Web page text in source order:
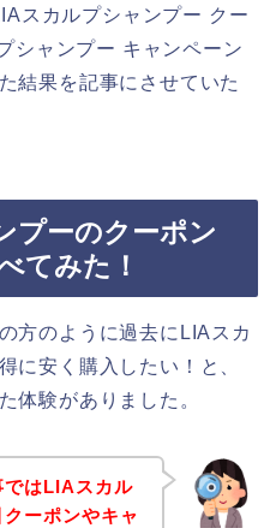
スカルプシャンプー クー
シャンプー キャンペーン
結果を記事にさせていた
プーのクーポン
てみた！
方のように過去にLIAスカ
に安く購入したい！と、
体験がありました。
ではLIAスカル
ーポンやキャ